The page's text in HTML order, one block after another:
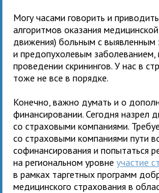
Могу часами говорить и
алгоритмов оказания
движения) больным с выявленным
и предопухолевым заболеванием,
проведении скринингов. У нас в
тоже не все в порядке.
Конечно, важно думать и о
финансировании. Сегодня назрел
со страховыми компаниями.
со страховыми компаниями пути
софинансирования и попытаться
на региональном уровнеучастие
в рамках таргетных программ
медицинского страхования в